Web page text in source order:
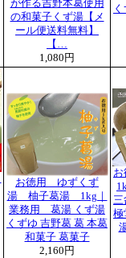
が作る吉野本葛使用
の和菓子くず湯【メ
ール便送料無料】
【…
1,080円
お徳用 ゆずくず
湯 柚子葛湯 1kg｜
業務用 葛湯 くず湯
くずゆ 吉野葛 葛 本葛
和菓子 葛菓子
2,160円
お
三
極